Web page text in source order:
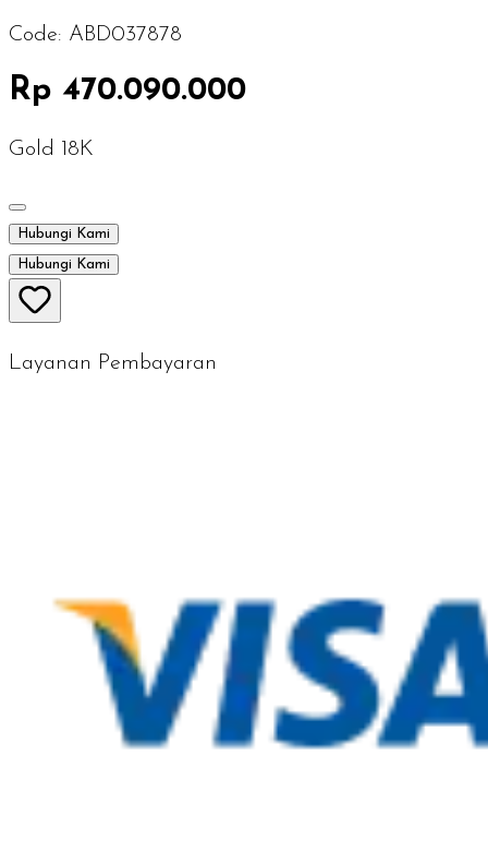
Code: ABD037878
Rp 470.090.000
Gold 18K
Hubungi Kami
Hubungi Kami
Layanan Pembayaran